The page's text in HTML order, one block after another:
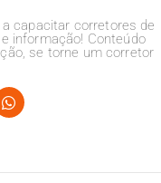
a capacitar corretores de
informação! Conteúdo
se torne um corretor